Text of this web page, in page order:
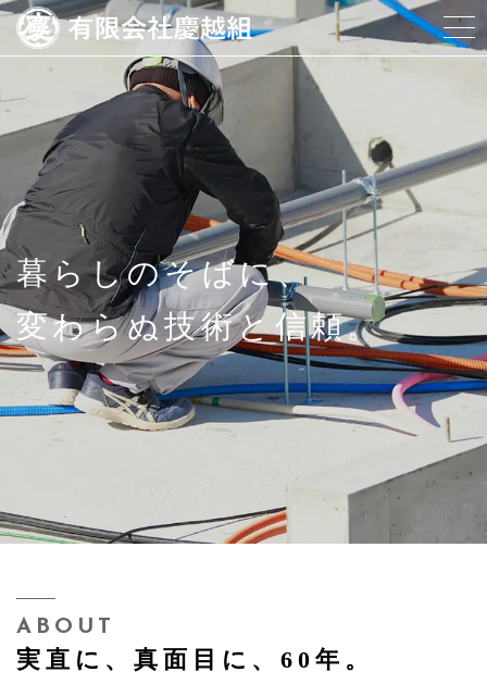
事業内容
アクセス
よくある質問
ブログ
お問い合わせ
暮らしを支える施工と片付けのご相談窓口
メールでの受付
お電話での受付(セールスお断り)
0996-82-0442
暮らしのそばに、
変わらぬ技術と信頼。
ABOUT
実直に、真面目に、60年。